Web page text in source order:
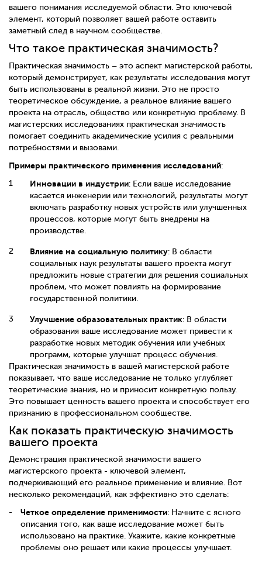
вашего понимания исследуемой области. Это ключевой
элемент, который позволяет вашей работе оставить
заметный след в научном сообществе.
Что такое практическая значимость?
Практическая значимость – это аспект магистерской работы,
который демонстрирует, как результаты исследования могут
быть использованы в реальной жизни. Это не просто
теоретическое обсуждение, а реальное влияние вашего
проекта на отрасль, общество или конкретную проблему. В
магистерских исследованиях практическая значимость
помогает соединить академические усилия с реальными
потребностями и вызовами.
Примеры практического применения исследований:
Инновации в индустрии: Если ваше исследование
касается инженерии или технологий, результаты могут
включать разработку новых устройств или улучшенных
процессов, которые могут быть внедрены на
производстве.
Влияние на социальную политику: В области
социальных наук результаты вашего проекта могут
предложить новые стратегии для решения социальных
проблем, что может повлиять на формирование
государственной политики.
Улучшение образовательных практик: В области
образования ваше исследование может привести к
разработке новых методик обучения или учебных
программ, которые улучшат процесс обучения.
Практическая значимость в вашей магистерской работе
показывает, что ваше исследование не только углубляет
теоретические знания, но и приносит конкретную пользу.
Это повышает ценность вашего проекта и способствует его
признанию в профессиональном сообществе.
Как показать практическую значимость
вашего проекта
Демонстрация практической значимости вашего
магистерского проекта - ключевой элемент,
подчеркивающий его реальное применение и влияние. Вот
несколько рекомендаций, как эффективно это сделать:
Четкое определение применимости: Начните с ясного
описания того, как ваше исследование может быть
использовано на практике. Укажите, какие конкретные
проблемы оно решает или какие процессы улучшает.